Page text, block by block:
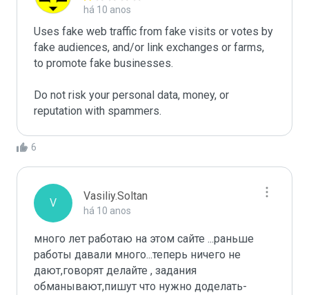
há 10 anos
Uses fake web traffic from fake visits or votes by
fake audiences, and/or link exchanges or farms,
to promote fake businesses.
Do not risk your personal data, money, or
reputation with spammers.
6
V
Vasiliy.Soltan
há 10 anos
много лет работаю на этом сайте ...раньше
работы давали много...теперь ничего не
дают,говорят делайте , задания
обманывают,пишут что нужно доделать-